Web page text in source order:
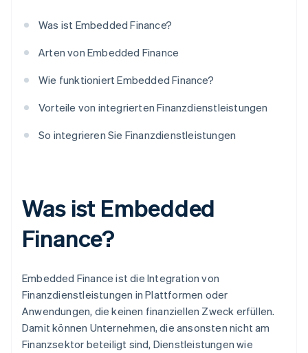
Was ist Embedded Finance?
Arten von Embedded Finance
Wie funktioniert Embedded Finance?
Vorteile von integrierten Finanzdienstleistungen
So integrieren Sie Finanzdienstleistungen
Was ist Embedded
Finance?
Embedded Finance ist die Integration von
Finanzdienstleistungen in Plattformen oder
Anwendungen, die keinen finanziellen Zweck erfüllen.
Damit können Unternehmen, die ansonsten nicht am
Finanzsektor beteiligt sind, Dienstleistungen wie